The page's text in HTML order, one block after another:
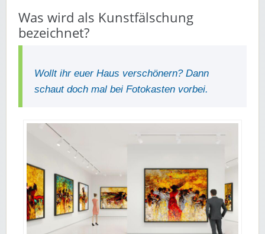
Was wird als Kunstfälschung
bezeichnet?
Wollt ihr euer Haus verschönern? Dann
schaut doch mal bei Fotokasten vorbei.